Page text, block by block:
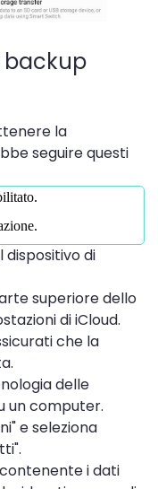
backup
la
seguire questi
dispositivo di
superiore dello
di iCloud.
che la
delle
un computer.
e seleziona
i dati